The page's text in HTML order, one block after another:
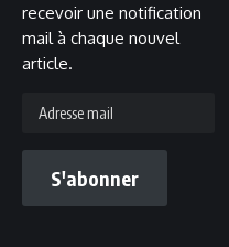
recevoir une notification
mail à chaque nouvel
article.
mail
S'abonner